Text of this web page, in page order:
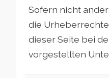
Sofern nicht
die
dieser Seite bei
vorgestellten